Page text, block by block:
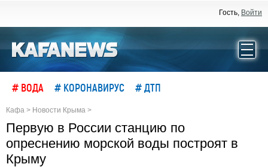
Гость, Войти
# ВОДА # КОРОНАВИРУС # ДТП
Кафа > Новости Крыма >
Первую в России станцию по
опреснению морской воды построят в
Крыму